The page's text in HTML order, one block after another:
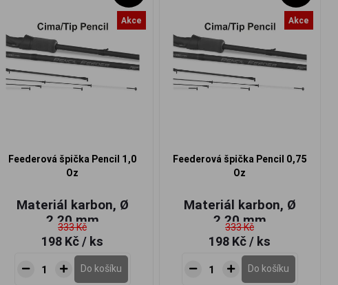
Akce
Feederová špička Pencil 1,0
Oz
Materiál karbon, Ø
2,20 mm
333 Kč
198 Kč/ ks
Do košíku
Akce
Feederová špička Pencil 0,75
Oz
Materiál karbon, Ø
2,20 mm
333 Kč
198 Kč/ ks
Do košíku